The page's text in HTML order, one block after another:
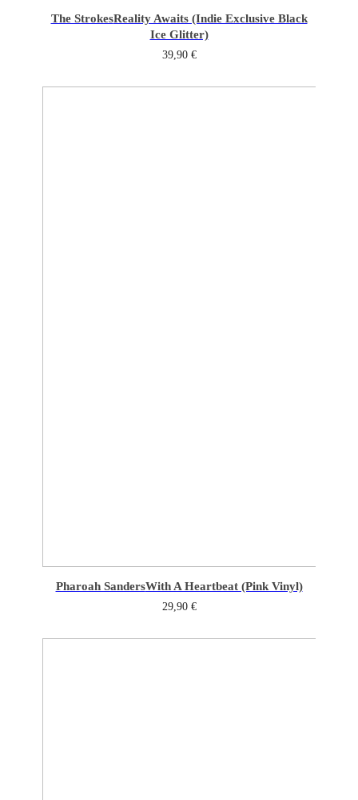
The StrokesReality Awaits (Indie Exclusive Black
Ice Glitter)
39,90 €
Pharoah SandersWith A Heartbeat (Pink Vinyl)
29,90 €